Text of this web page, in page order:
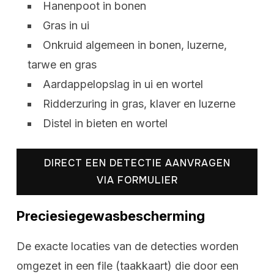
Hanenpoot in bonen
Gras in ui
Onkruid algemeen in bonen, luzerne,
tarwe en gras
Aardappelopslag in ui en wortel
Ridderzuring in gras, klaver en luzerne
Distel in bieten en wortel
DIRECT EEN DETECTIE AANVRAGEN
VIA FORMULIER
Preciesiegewasbescherming
De exacte locaties van de detecties worden
omgezet in een file (taakkaart) die door een